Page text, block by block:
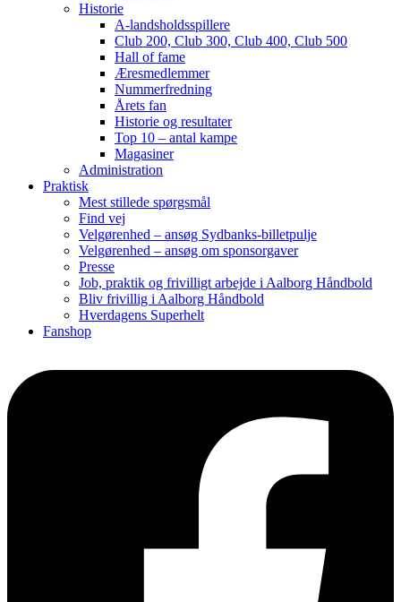
Historie
A-landsholdsspillere
Club 200, Club 300, Club 400, Club 500
Hall of fame
Æresmedlemmer
Nummerfredning
Årets fan
Historie og resultater
Top 10 – antal kampe
Magasiner
Administration
Praktisk
Mest stillede spørgsmål
Find vej
Velgørenhed – ansøg Sydbanks-billetpulje
Velgørenhed – ansøg om sponsorgaver
Presse
Job, praktik og frivilligt arbejde i Aalborg Håndbold
Bliv frivillig i Aalborg Håndbold
Hverdagens Superhelt
Fanshop